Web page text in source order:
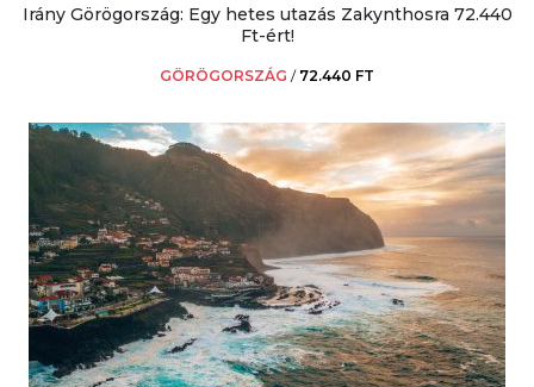
Irány Görögország: Egy hetes utazás Zakynthosra 72.440
Ft-ért!
GÖRÖGORSZÁG / 72.440 FT